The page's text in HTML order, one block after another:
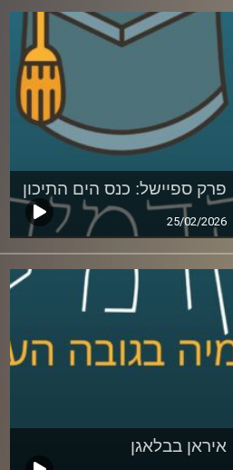
פרק ספיישל: כנס הים התיכון
25/02/2026
איראן בבלאגן